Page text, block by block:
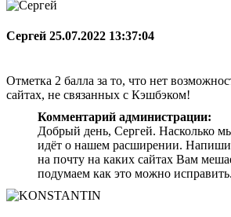
Сергей 25.07.2022 13:37:04
Отметка 2 балла за то, что нет
сайтах, не связанных с Кэшбэком!
Комментарий администрации:
Добрый день, Сергей. Насколько
идёт о нашем расширении.
на почту на каких сайтах Вам
подумаем как это можно исправить.